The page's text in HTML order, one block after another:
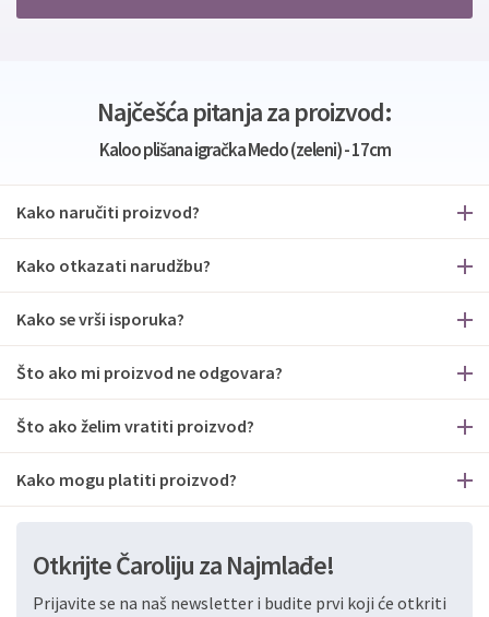
Najčešća pitanja za proizvod:
Kaloo plišana igračka Medo (zeleni) - 17cm
Kako naručiti proizvod?
Kako otkazati narudžbu?
Kako se vrši isporuka?
Što ako mi proizvod ne odgovara?
Što ako želim vratiti proizvod?
Kako mogu platiti proizvod?
Otkrijte Čaroliju za Najmlađe!
Prijavite se na naš newsletter i budite prvi koji će otkriti